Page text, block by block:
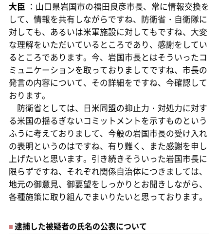
大臣 ：山口県岩国市の福田良彦市長、常に情報交換を
して、情報を共有しながらですね、防衛省・自衛隊に
対しても、あるいは米軍施設に対してもですね、大変
な理解をいただいているところであり、感謝をしてい
るところであります。今、岩国市長とはそういったコ
ミュニケーションを取っておりましてですね、市長の
発言の内容について、その詳細をですね、今確認して
おります。
防衛省としては、日米同盟の抑止力・対処力に対す
る米国の揺るぎないコミットメントを示すものという
ふうに考えておりまして、今般の岩国市長の受け入れ
の表明というのはですね、有り難く、また感謝を申し
上げたいと思います。引き続きそういった岩国市長に
限らずですね、それぞれ関係自治体につきましては、
地元の御意見、御要望をしっかりとお聞きしながら、
各種施策に取り組んでまいりたいと思っております。
逮捕した被疑者の氏名の公表について